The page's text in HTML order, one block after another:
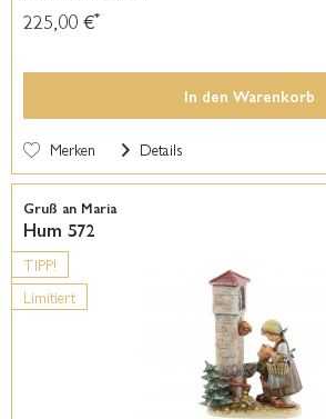
225,00 €*
In den Warenkorb
Merken Details
TIPP!
Limitiert
Gruß an Maria
Hum 572